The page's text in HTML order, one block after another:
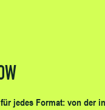
jedes Format: von der